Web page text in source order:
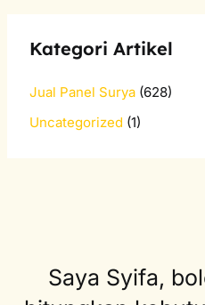
Kategori Artikel
Jual Panel Surya (628)
Uncategorized (1)
Saya Syifa,